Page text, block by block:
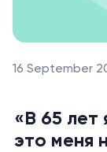
16 September
«В 65 лет
это меня